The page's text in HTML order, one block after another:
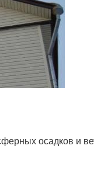
осадков и